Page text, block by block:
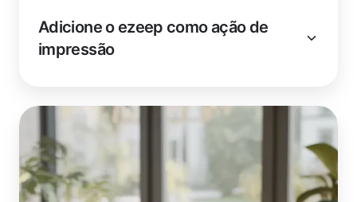
Adicione o ezeep como ação de
impressão